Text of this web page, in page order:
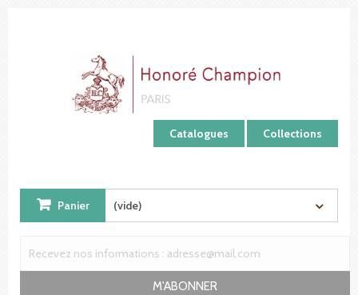
Catalogues Collections
Panier (vide)
M'ABONNER